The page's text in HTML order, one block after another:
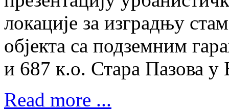
локације за изградњу
објекта са подземним
и 687 к.о. Стара Пазова у
Read more ...